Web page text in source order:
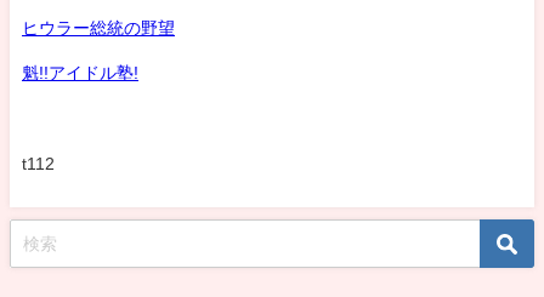
ヒウラー総統の野望
魁!!アイドル塾!
t112